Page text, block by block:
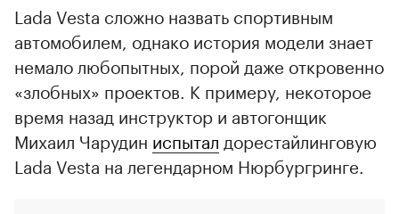
Lada Vesta сложно назвать спортивным
автомобилем, однако история модели знает
немало любопытных, порой даже откровенно
«злобных» проектов. К примеру, некоторое
время назад инструктор и автогонщик
Михаил Чарудин испытал дорестайлинговую
Lada Vesta на легендарном Нюрбургринге.